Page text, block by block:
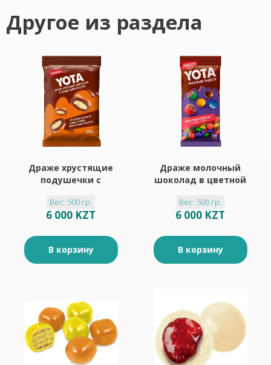
Другое из раздела
Драже хрустящие
подушечки с
в шоколадной
глазури «Yota»
Вес: 500 гр.
6 000 KZT
В корзину
Драже молочный
шоколад в цветной
г
Вес: 500 гр.
6 000 KZT
В корзину